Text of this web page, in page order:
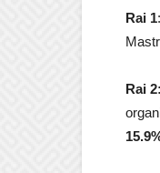
Rai 1:
Rai
15.9